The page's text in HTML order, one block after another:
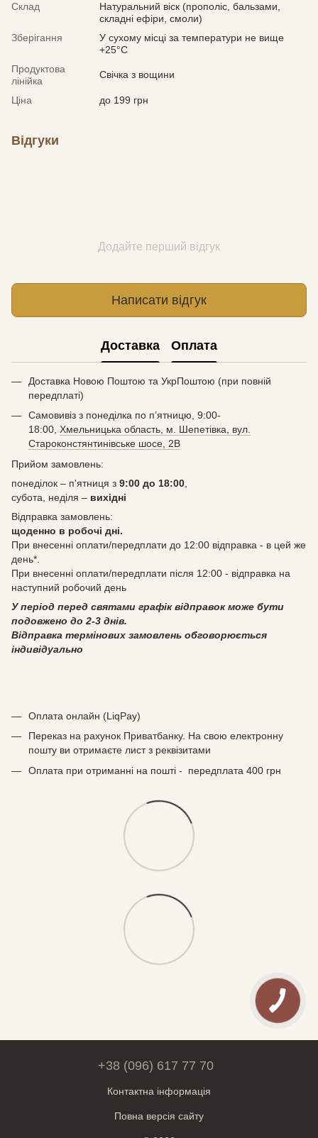
Склад
Натуральний віск (прополіс, бальзами,
складні ефіри, смоли)
Зберігання
У сухому місці за температури не вище
+25°С
Продуктова
лінійка
Свічка з вощини
Ціна до 199 грн
Відгуки
Додайте перший відгук
Написати відгук
Доставка Оплата
Доставка Новою Поштою та УкрПоштою (при повній
передплаті)
Самовивіз з понеділка по п’ятницю, 9:00-
18:00, Хмельницька область, м. Шепетівка, вул.
Староконстянтинівське шосе, 2В
Прийом замовлень:
понеділок – п'ятниця з 9:00 до 18:00
субота, неділя – вихідні
Відправка замовлень:
щоденно в робочі дні.
При внесенні оплати/передплати до 12:00 відправка - в цей же
день*.
При внесенні оплати/передплати після 12:00 - відправка на
наступний робочий день
У період перед святами графік відправок може бути
подовжено до 2-3 днів.
Відправка термінових замовлень обговорюється
індивідуально
Оплата онлайн (LiqPay)
Переказ на рахунок Приватбанку. На свою електронну
пошту ви отримаєте лист з реквізитами
Оплата при отриманні на пошті - передплата 400 грн
+38 (096) 617 77 70
Контактна інформація
Повна версія сайту